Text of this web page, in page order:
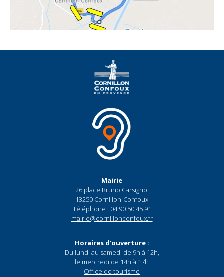
Mairie
26 place Bruno Carsignol
13250 Cornillon-Confoux
Téléphone : 04.90.50.45.91
mairie@cornillonconfoux.fr
Horaires d’ouverture :
Du lundi au samedi de 9h à 12h,
le mercredi de 14h à 17h
Office de tourisme